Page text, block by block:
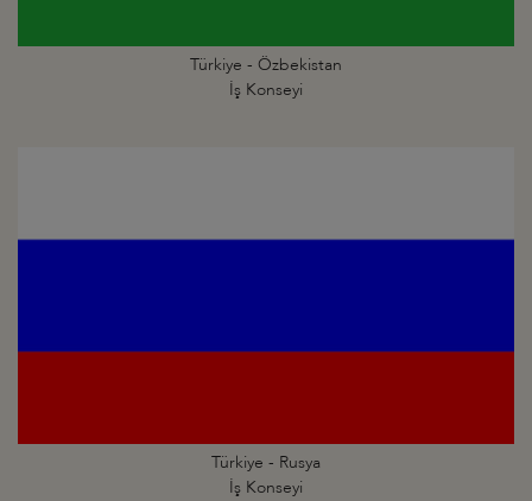
Türkiye - Özbekistan
İş Konseyi
Türkiye - Rusya
İş Konseyi